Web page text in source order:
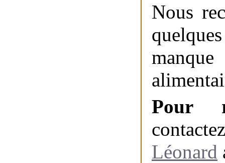
Nous
Pour
Léonard